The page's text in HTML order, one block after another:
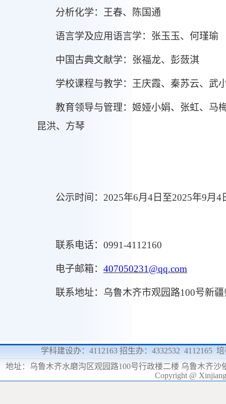
分析化学：王春、陈国通
语言学及应用语言学：张玉玉、何瑾瑜
中国古典文献学：张福龙、彭蔹淇
学校课程与教学： 王庆霞、 秦苏云、 武
教育领导与管理：姬娅小娟、张虹、马
昆洪、方琴
公示时间： 2025年6月 4日至2025年9月 4
联系电话： 0991-4112160
电子邮箱： 407050231 @qq.com
联系地址：乌鲁木齐市观园路100号新
学科建设办：4112163 招生办：4332532 4112165
地址： 乌鲁木齐水磨沟区观园路100号行政楼二楼 乌鲁木齐沙
Copyright @